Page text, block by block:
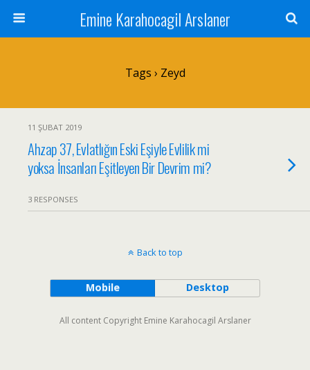
Emine Karahocagil Arslaner
Tags › Zeyd
11 ŞUBAT 2019
Ahzap 37, Evlatlığın Eski Eşiyle Evlilik mi
yoksa İnsanları Eşitleyen Bir Devrim mi?
3 RESPONSES
Back to top
Mobile Desktop
All content Copyright Emine Karahocagil Arslaner